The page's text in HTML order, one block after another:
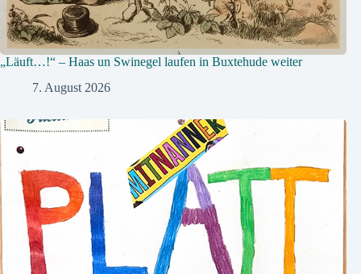
„Läuft…!“ – Haas un Swinegel laufen in Buxtehude weiter
7. August 2026